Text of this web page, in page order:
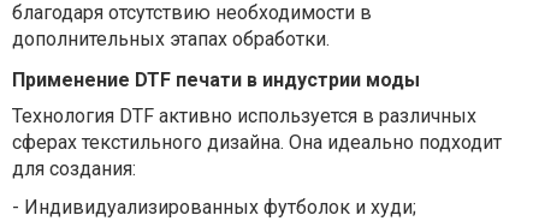
благодаря отсутствию необходимости в
дополнительных этапах обработки.
Применение DTF печати в индустрии моды
Технология DTF активно используется в различных
сферах текстильного дизайна. Она идеально подходит
для создания:
- Индивидуализированных футболок и худи;